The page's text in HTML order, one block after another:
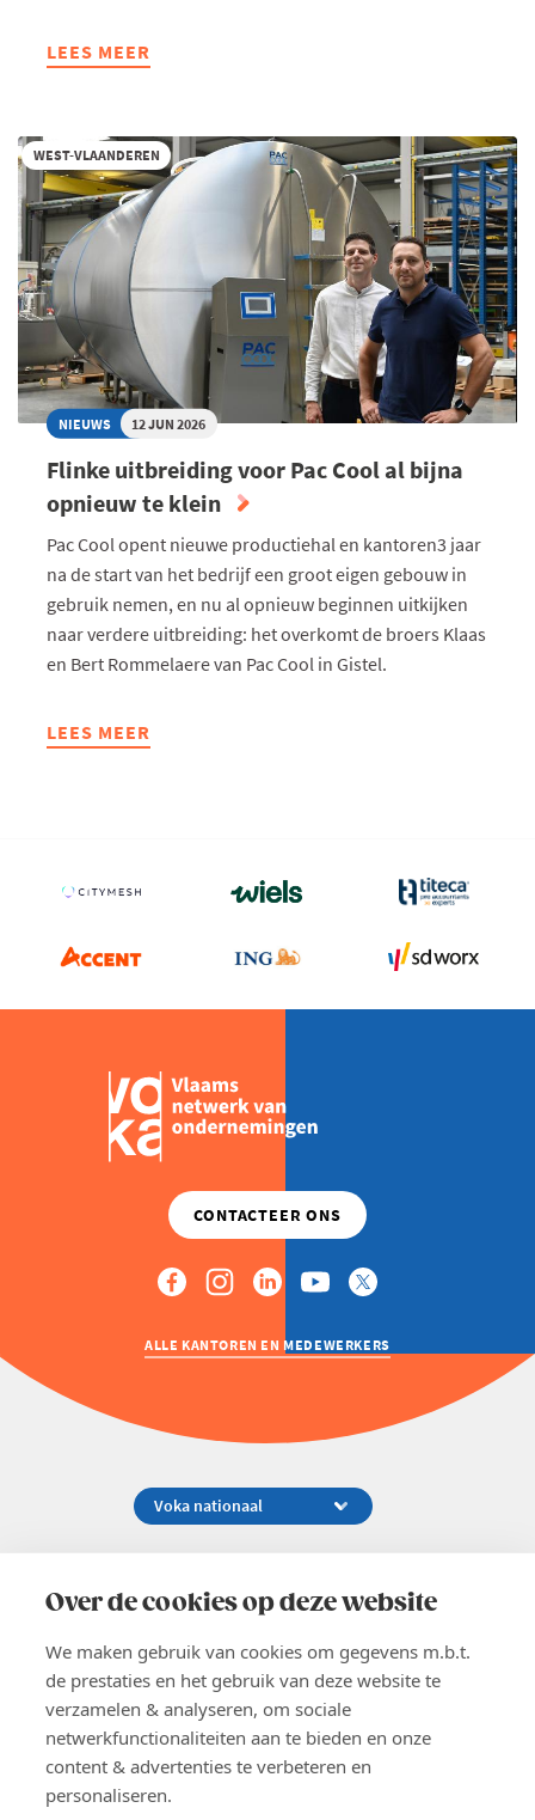
Over de cookies op deze website
We maken gebruik van cookies om gegevens m.b.t.
de prestaties en het gebruik van deze website te
verzamelen & analyseren, om sociale
netwerkfunctionaliteiten aan te bieden en onze
content & advertenties te verbeteren en
personaliseren.
LEES MEER
ABOUT
GIGANTISCHE
IJSBLOKKEN
WEST-VLAANDEREN
NIEUWS 12 JUN 2026
Flinke uitbreiding voor Pac Cool al bijna
opnieuw te klein
Pac Cool opent nieuwe productiehal en kantoren3 jaar
na de start van het bedrijf een groot eigen gebouw in
gebruik nemen, en nu al opnieuw beginnen uitkijken
naar verdere uitbreiding: het overkomt de broers Klaas
en Bert Rommelaere van Pac Cool in Gistel.
LEES MEER
ABOUT
AL
OPNIEUW
ALLE KANTOREN EN MEDEWERKERS
02 229 81 11
EN